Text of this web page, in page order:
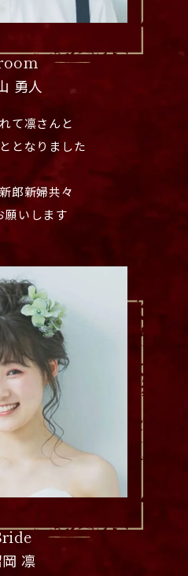
勇人
て凛さんと
となりました
郎新婦共々
願いします
岡 凛